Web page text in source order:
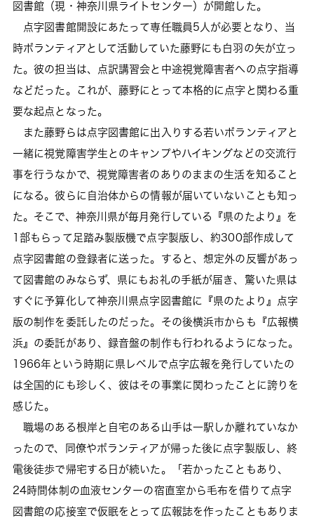
図書館（現・神奈川県ライトセンター）が開館した。
点字図書館開設にあたって専任職員5人が必要となり、当
時ボランティアとして活動していた藤野にも白羽の矢が立っ
た。彼の担当は、点訳講習会と中途視覚障害者への点字指導
などだった。これが、藤野にとって本格的に点字と関わる重
要な起点となった。
また藤野らは点字図書館に出入りする若いボランティアと
一緒に視覚障害学生とのキャンプやハイキングなどの交流行
事を行うなかで、視覚障害者のありのままの生活を知ること
になる。彼らに自治体からの情報が届いていないことも知っ
た。そこで、神奈川県が毎月発行している『県のたより』を
1部もらって足踏み製版機で点字製版し、約300部作成して
点字図書館の登録者に送った。すると、想定外の反響があっ
て図書館のみならず、県にもお礼の手紙が届き、驚いた県は
すぐに予算化して神奈川県点字図書館に『県のたより』点字
版の制作を委託したのだった。その後横浜市からも『広報横
浜』の委託があり、録音盤の制作も行われるようになった。
1966年という時期に県レベルで点字広報を発行していたの
は全国的にも珍しく、彼はその事業に関わったことに誇りを
感じた。
職場のある根岸と自宅のある山手は一駅しか離れていなか
ったので、同僚やボランティアが帰った後に点字製版し、終
電後徒歩で帰宅する日が続いた。「若かったこともあり、
24時間体制の血液センターの宿直室から毛布を借りて点字
図書館の応接室で仮眠をとって広報誌を作ったこともありま